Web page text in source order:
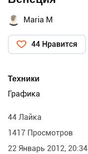
Maria M
44 Нравится
Техники
Графика
44 Лайка
1417 Просмотров
22 Январь 2012, 20:34